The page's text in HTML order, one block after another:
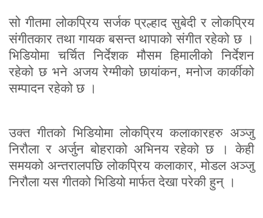
सो गीतमा लोकप्रिय सर्जक प्रल्हाद सुबेदी र लोकप्रिय
संगीतकार तथा गायक बसन्त थापाको संगीत रहेको छ ।
भिडियोमा चर्चित निर्देशक मौसम हिमालीको निर्देशन
रहेको छ भने अजय रेग्मीको छायांकन, मनोज कार्कीको
सम्पादन रहेको छ ।
उक्त गीतको भिडियोमा लोकप्रिय कलाकारहरु अञ्जु
निरौला र अर्जुन बोहराको अभिनय रहेको छ । केही
समयको अन्तरालपछि लोकप्रिय कलाकार, मोडल अञ्जु
निरौला यस गीतको भिडियो मार्फत देखा परेकी हुन् ।